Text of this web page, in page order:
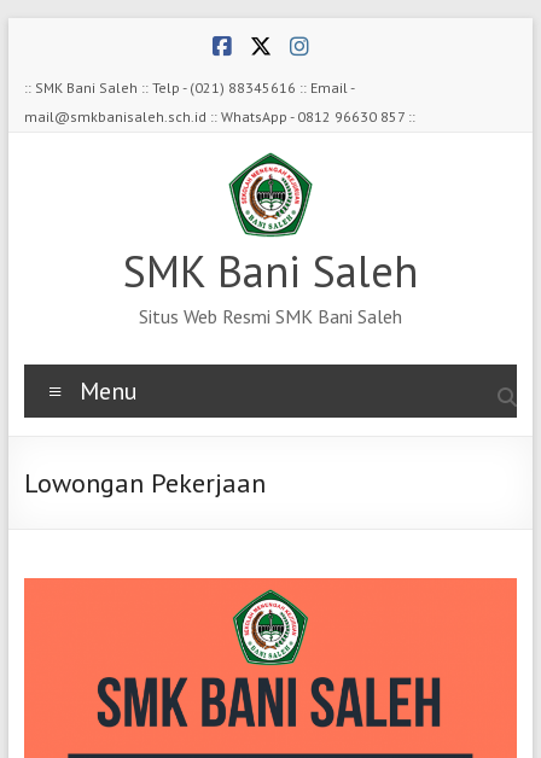
content
:: SMK Bani Saleh :: Telp - (021) 88345616 :: Email -
mail@smkbanisaleh.sch.id :: WhatsApp - 0812 96630 857 ::
SMK Bani Saleh
Situs Web Resmi SMK Bani Saleh
Menu
Lowongan Pekerjaan